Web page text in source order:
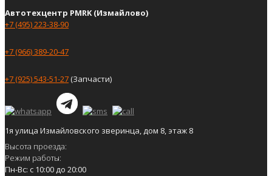
Автотехцентр PMRK (Измайлово)
+7 (495) 223-38-90
+7 (966) 389-20-47
+7 (925) 543-51-27(Запчасти)
1я улица Измайловского зверинца, дом 8, этаж 8
Высота проезда:
Режим работы:
Пн-Вс: с 10:00 до 20:00